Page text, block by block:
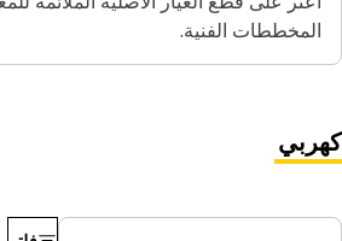
المخططات الفنية.
كهربي